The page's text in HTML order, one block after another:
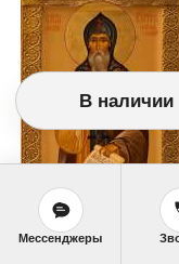
В наличии
Мессенджеры